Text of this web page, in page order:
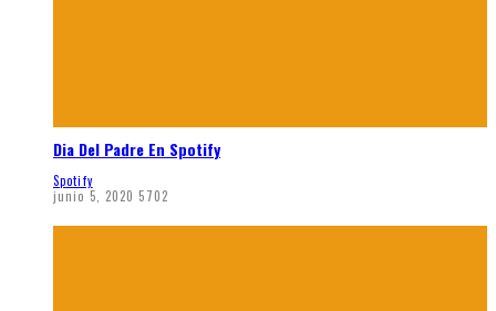
Dia Del Padre En Spotify
Spotify
junio 5, 2020 5702